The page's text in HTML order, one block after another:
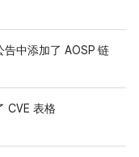
告中添加了 AOSP 链
CVE 表格